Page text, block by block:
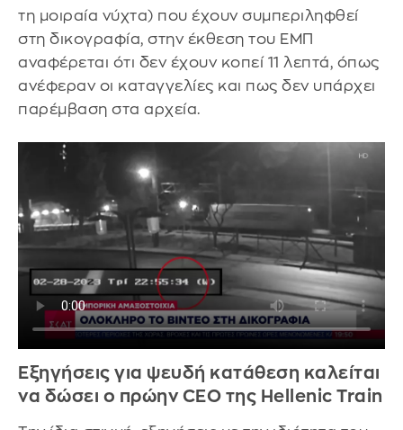
τη μοιραία νύχτα) που έχουν συμπεριληφθεί
στη δικογραφία, στην έκθεση του ΕΜΠ
αναφέρεται ότι δεν έχουν κοπεί 11 λεπτά, όπως
ανέφεραν οι καταγγελίες και πως δεν υπάρχει
παρέμβαση στα αρχεία.
Εξηγήσεις για ψευδή κατάθεση καλείται
να δώσει ο πρώην CEO της Hellenic Train